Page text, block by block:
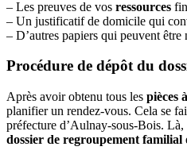
– Les preuves de vos ressources
– Un justificatif de domicile qui
– D’autres papiers qui peuvent être
Procédure de dépôt du
Après avoir obtenu tous les pièces
planifier un rendez-vous. Cela se
préfecture d’Aulnay-sous-Bois.
dossier de regroupement familial